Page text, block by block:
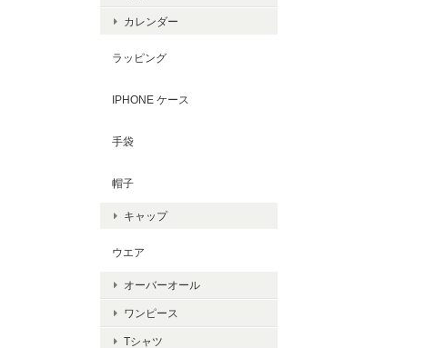
カレンダー
ラッピング
IPHONE ケース
手袋
帽子
キャップ
ウエア
オーバーオール
ワンピース
Tシャツ